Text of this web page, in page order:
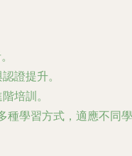
證提升。
培訓。
種學習方式，適應不同學